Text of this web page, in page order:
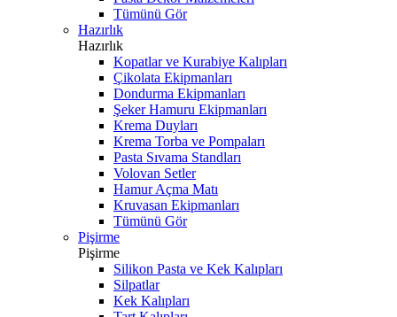
Tümünü Gör
Hazırlık
Hazırlık
Kopatlar ve Kurabiye Kalıpları
Çikolata Ekipmanları
Dondurma Ekipmanları
Şeker Hamuru Ekipmanları
Krema Duyları
Krema Torba ve Pompaları
Pasta Sıvama Standları
Volovan Setler
Hamur Açma Matı
Kruvasan Ekipmanları
Tümünü Gör
Pişirme
Pişirme
Silikon Pasta ve Kek Kalıpları
Silpatlar
Kek Kalıpları